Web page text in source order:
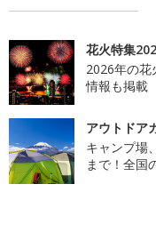
花火特集
2026年の花
情報も掲載
アウトドア
キャンプ場
まで！全国